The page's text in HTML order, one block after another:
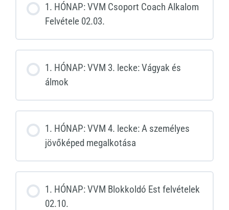
1. HÓNAP: VVM Csoport Coach Alkalom
Felvétele 02.03.
1. HÓNAP: VVM 3. lecke: Vágyak és
álmok
1. HÓNAP: VVM 4. lecke: A személyes
jövőképed megalkotása
1. HÓNAP: VVM Blokkoldó Est felvételek
02.10.